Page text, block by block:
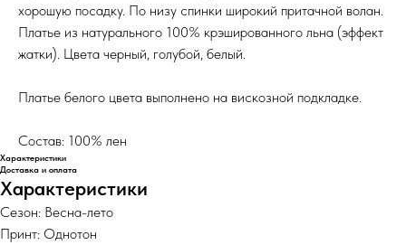
хорошую посадку. По низу спинки широкий притачной волан.
Платье из натурального 100% крэшированного льна (эффект
жатки). Цвета черный, голубой, белый.
Платье белого цвета выполнено на вискозной подкладке.
Состав: 100% лен
Характеристики
Доставка и оплата
Характеристики
Сезон: Весна-лето
Принт: Однотон